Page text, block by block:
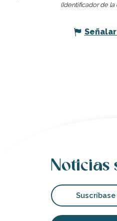
(Identificador de la
Noticias